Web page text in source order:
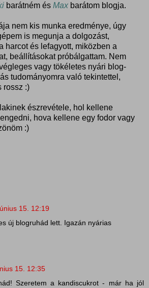
barátném és Max barátom blogja.
nem kis munka eredménye, úgy
is megunja a dolgozást,
harcot és lefagyott, miközben a
beállításokat próbálgattam. Nem
vagy tökéletes nyári blog-
tudományomra való tekintettel,
rossz :)
észrevétele, hol kellene
hova kellene egy fodor vagy
:)
15. 12:19
új blogruhád lett. Igazán nyárias
15. 12:35
Szeretem a kandiscukrot - már ha jól